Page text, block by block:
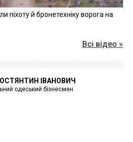
піхоту й бронетехніку ворога на
Всі відео »
ІВАНОВИЧ
одеський бізнесмен